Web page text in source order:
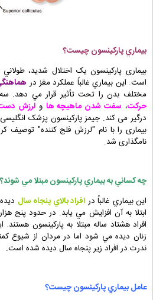
بيماري پارکينسون چيست؟
بیماری پارکینسون یک اختلال شديد،
است. اين بيماري غالباً عملکرد مغز در
مختلف بدن را تحت تأثير قرار مي دهد.
حرکت، سفت شدن ماهیچه ها ولرزش
بیماری را با نام "لرزش فلج کننده" توصیف
نامگذاری شد.
چه کساني به بيماري پارکينسون مبتلا مي شوند؟
اين بيماري غالباً در افراد بالاي پنجاه سال
ابتلا به آن افزايش مي يابد. در حدود پنج
افراد هشتاد ساله مبتلا به پارکينسون
زنان ديده مي شود اما در مردان از شيوع
ندرت در افراد زير پنجاه سال ديده شده است.
عامل بيماري پارکينسون چيست؟